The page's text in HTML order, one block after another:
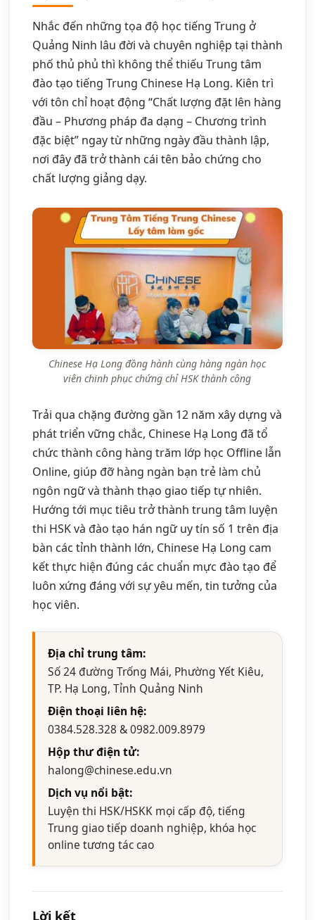
Nhắc đến những tọa độ học tiếng Trung ở
Quảng Ninh lâu đời và chuyên nghiệp tại thành
phố thủ phủ thì không thể thiếu Trung tâm
đào tạo tiếng Trung Chinese Hạ Long. Kiên trì
với tôn chỉ hoạt động “Chất lượng đặt lên hàng
đầu – Phương pháp đa dạng – Chương trình
đặc biệt” ngay từ những ngày đầu thành lập,
nơi đây đã trở thành cái tên bảo chứng cho
chất lượng giảng dạy.
Chinese Hạ Long đồng hành cùng hàng ngàn học
viên chinh phục chứng chỉ HSK thành công
Trải qua chặng đường gần 12 năm xây dựng và
phát triển vững chắc, Chinese Hạ Long đã tổ
chức thành công hàng trăm lớp học Offline lẫn
Online, giúp đỡ hàng ngàn bạn trẻ làm chủ
ngôn ngữ và thành thạo giao tiếp tự nhiên.
Hướng tới mục tiêu trở thành trung tâm luyện
thi HSK và đào tạo hán ngữ uy tín số 1 trên địa
bàn các tỉnh thành lớn, Chinese Hạ Long cam
kết thực hiện đúng các chuẩn mực đào tạo để
luôn xứng đáng với sự yêu mến, tin tưởng của
học viên.
Địa chỉ trung tâm:
Số 24 đường Trống Mái, Phường Yết Kiêu,
TP. Hạ Long, Tỉnh Quảng Ninh
Điện thoại liên hệ:
0384.528.328 & 0982.009.8979
Hộp thư điện tử:
halong@chinese.edu.vn
Dịch vụ nổi bật:
Luyện thi HSK/HSKK mọi cấp độ, tiếng
Trung giao tiếp doanh nghiệp, khóa học
online tương tác cao
Lời kết